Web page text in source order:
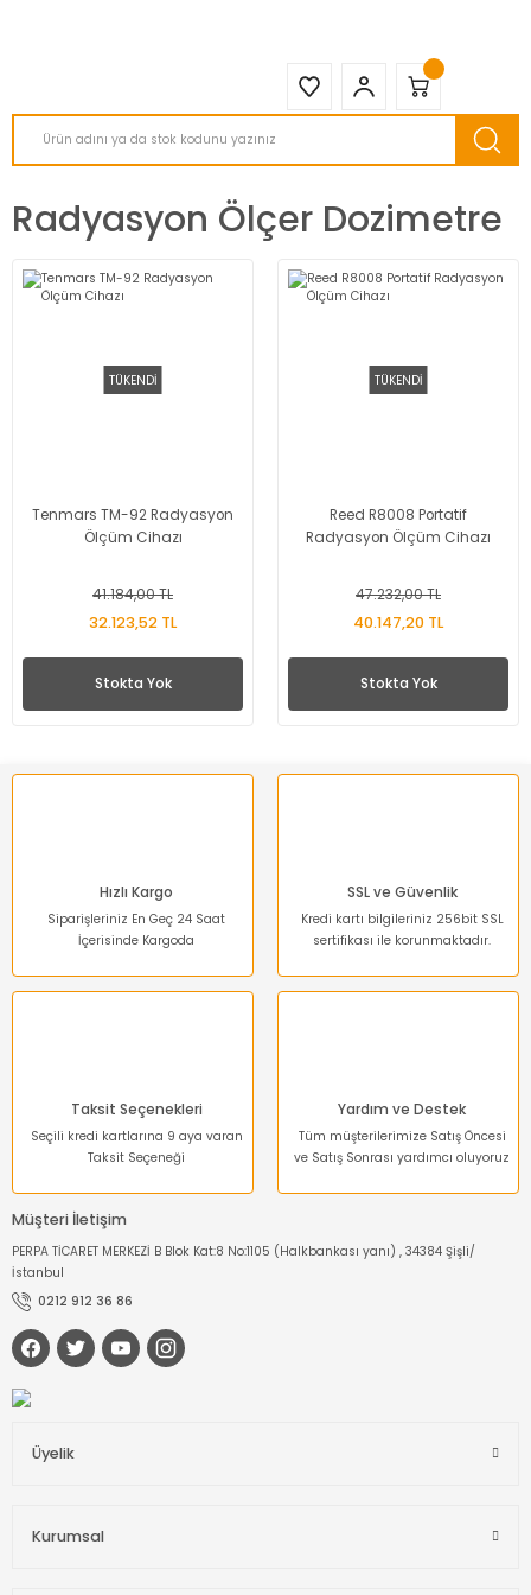
Radyasyon Ölçer Dozimetre
TÜKENDİ
Tenmars TM-92 Radyasyon
Ölçüm Cihazı
41.184,00 TL
32.123,52 TL
Stokta Yok
TÜKENDİ
Reed R8008 Portatif
Radyasyon Ölçüm Cihazı
47.232,00 TL
40.147,20 TL
Stokta Yok
Hızlı Kargo
Siparişleriniz En Geç 24 Saat
İçerisinde Kargoda
SSL ve Güvenlik
Kredi kartı bilgileriniz 256bit SSL
sertifikası ile korunmaktadır.
Taksit Seçenekleri
Seçili kredi kartlarına 9 aya varan
Taksit Seçeneği
Yardım ve Destek
Tüm müşterilerimize Satış Öncesi
ve Satış Sonrası yardımcı oluyoruz
Müşteri İletişim
PERPA TİCARET MERKEZİ B Blok Kat:8 No:1105 (Halkbankası yanı) , 34384 Şişli/
İstanbul
0212 912 36 86
Üyelik
Kurumsal